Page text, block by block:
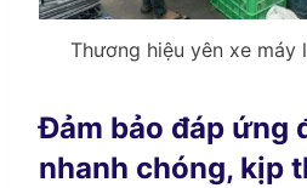
Thương hiệu yên xe máy
Đảm bảo đáp ứng
nhanh chóng, kịp